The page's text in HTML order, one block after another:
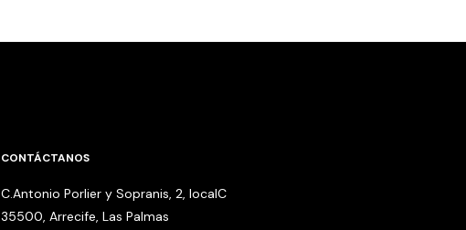
CONTÁCTANOS
C.Antonio Porlier y Sopranis, 2, localC
35500, Arrecife, Las Palmas